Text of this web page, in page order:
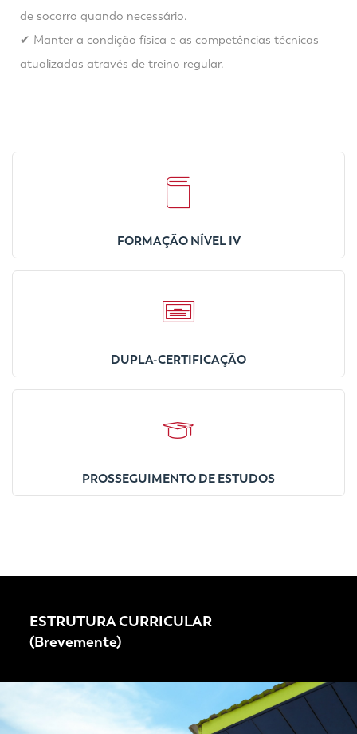
de socorro quando necessário.
✔ Manter a condição física e as competências técnicas
atualizadas através de treino regular.
FORMAÇÃO NÍVEL IV
DUPLA-CERTIFICAÇÃO
PROSSEGUIMENTO DE ESTUDOS
ESTRUTURA CURRICULAR
(Brevemente)